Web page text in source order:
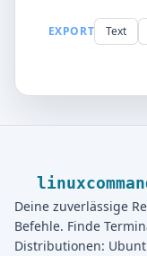
EXPORT Text
Deine zuverlässige
Befehle. Finde
Distributionen: